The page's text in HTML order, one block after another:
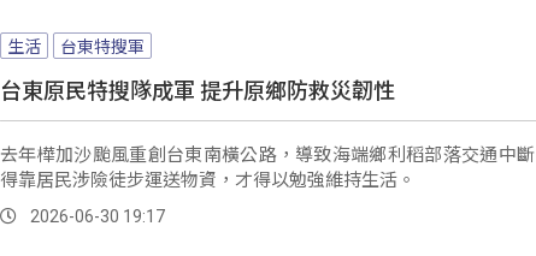
生活 台東特搜軍
台東原民特搜隊成軍 提升原鄉防救災韌性
去年樺加沙颱風重創台東南橫公路，導致海端鄉利稻部落交通中
得靠居民涉險徒步運送物資，才得以勉強維持生活。
2026-06-30 19:17